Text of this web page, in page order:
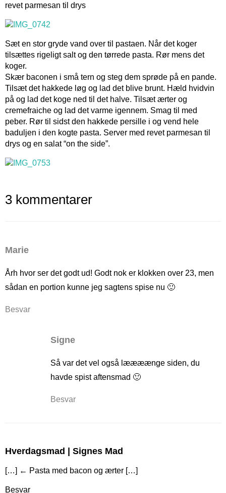
revet parmesan til drys
Sæt en stor gryde vand over til pastaen. Når det koger
tilsættes rigeligt salt og den tørrede pasta. Rør mens det
koger.
Skær baconen i små tern og steg dem sprøde på en pande.
Tilsæt det hakkede løg og lad det blive brunt. Hæld hvidvin
på og lad det koge ned til det halve. Tilsæt ærter og
cremefraiche og lad det varme igennem. Smag til med
peber. Rør til sidst den hakkede persille i og vend hele
baduljen i den kogte pasta. Server med revet parmesan til
drys og en salat “on the side”.
3 kommentarer
Marie
Årh hvor ser det godt ud! Godt nok er klokken over 23, men
sådan en portion kunne jeg sagtens spise nu 🙂
Besvar
Signe
Så var det vel også læææænge siden, du
havde spist aftensmad 🙂
Besvar
Hverdagsmad | Signes Mad
[…] ← Pasta med bacon og ærter […]
Besvar